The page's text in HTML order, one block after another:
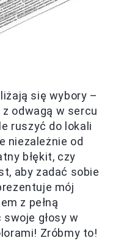
się wybory –
odwagą w sercu
ruszyć do lokali
niezależnie od
błękit, czy
aby zadać sobie
mój
z pełną
głosy w
Zróbmy to!